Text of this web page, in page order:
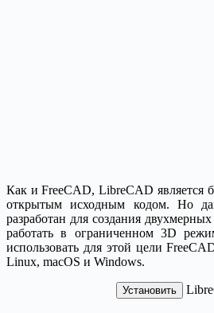
Как и FreeCAD, LibreCAD является
открытым исходным кодом. Но
разработан для создания
работать в ограниченном 3D
использовать для этой цели
Linux, macOS и Windows.
Установить